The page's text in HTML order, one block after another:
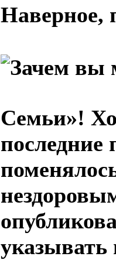
Наверное,
Семьи»!
последние